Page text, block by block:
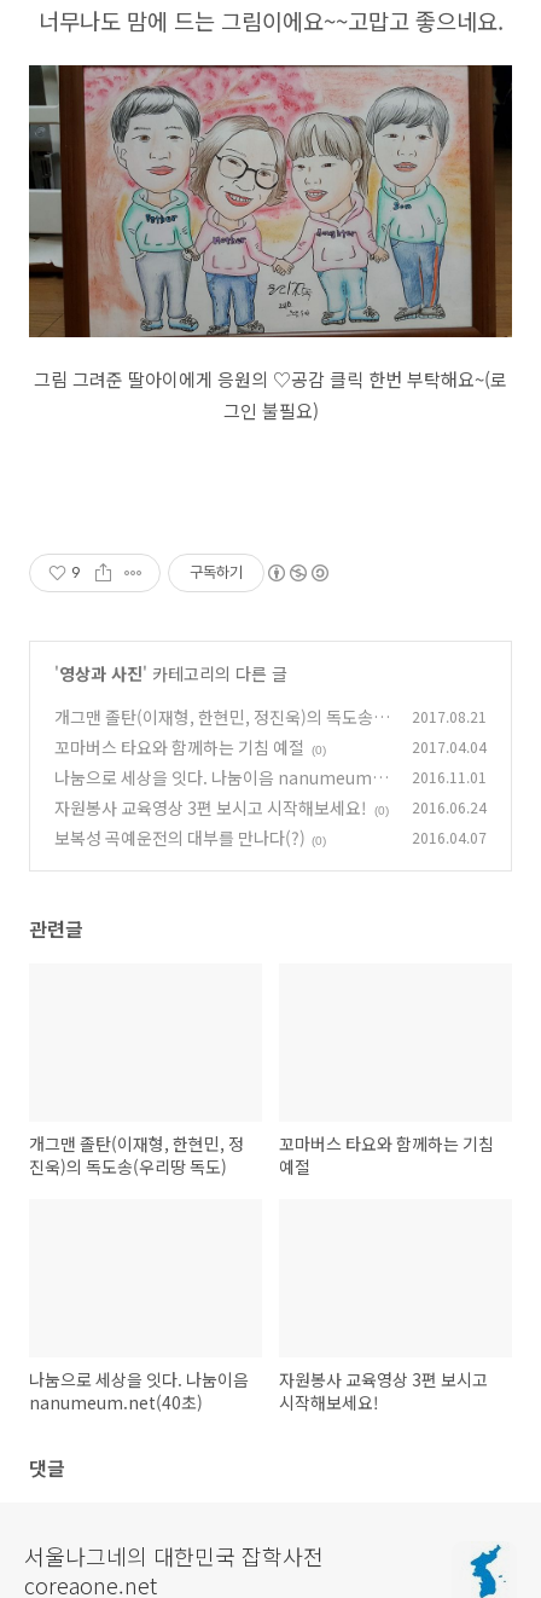
너무나도 맘에 드는 그림이에요~~고맙고 좋으네요.
그림 그려준 딸아이에게 응원의 ♡공감 클릭 한번 부탁해요~(로
그인 불필요)
9 구독하기
'영상과 사진' 카테고리의 다른 글
개그맨 졸탄(이재형, 한현민, 정진욱)의 독도송
(우리땅 독도) (0)
2017.08.21
꼬마버스 타요와 함께하는 기침 예절 (0) 2017.04.04
나눔으로 세상을 잇다. 나눔이음 nanumeum.n
et(40초)
(0)
2016.11.01
자원봉사 교육영상 3편 보시고 시작해보세요! (0) 2016.06.24
보복성 곡예운전의 대부를 만나다(?) (0) 2016.04.07
관련글
개그맨 졸탄(이재형, 한현민, 정
진욱)의 독도송(우리땅 독도)
꼬마버스 타요와 함께하는 기침
예절
나눔으로 세상을 잇다. 나눔이음
nanumeum.net(40초)
자원봉사 교육영상 3편 보시고
시작해보세요!
댓글
서울나그네의 대한민국 잡학사전
coreaone.net